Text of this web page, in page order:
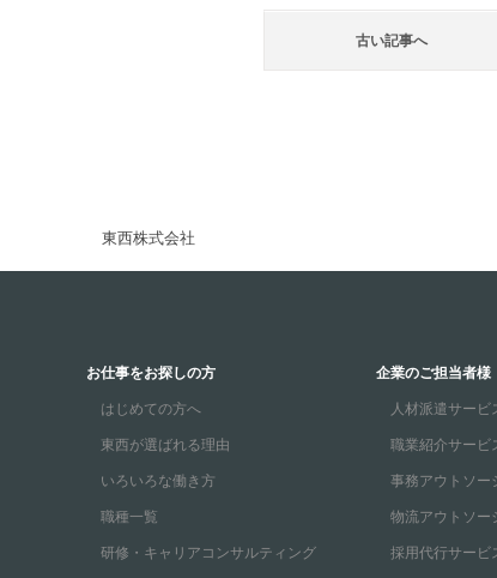
古い記事へ
東西株式会社
お仕事をお探しの方
はじめての方へ
東西が選ばれる理由
いろいろな働き方
職種一覧
研修・キャリアコンサルティング
企業のご担当者様
人材派遣サービ
職業紹介サービ
事務アウトソー
物流アウトソー
採用代行サービ